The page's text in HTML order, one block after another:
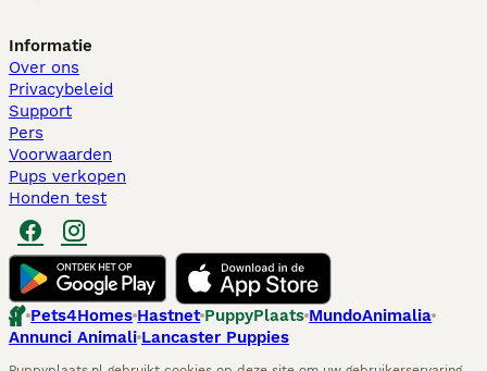
Informatie
Over ons
Privacybeleid
Support
Pers
Voorwaarden
Pups verkopen
Honden test
Pets4Homes Hastnet PuppyPlaats MundoAnimalia
Annunci Animali Lancaster Puppies